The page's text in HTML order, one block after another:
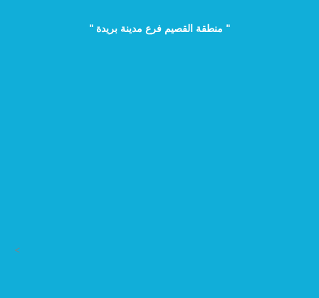
" منطقة القصيم فرع مدينة بريدة "
>